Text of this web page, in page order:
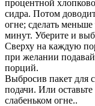
процентной
сидра. Потом
огне; сделать
минут. Уберите и
Сверху на каждую
при желании
порций.
Выбросив пакет для
подачи. Или
слабеньком огне..